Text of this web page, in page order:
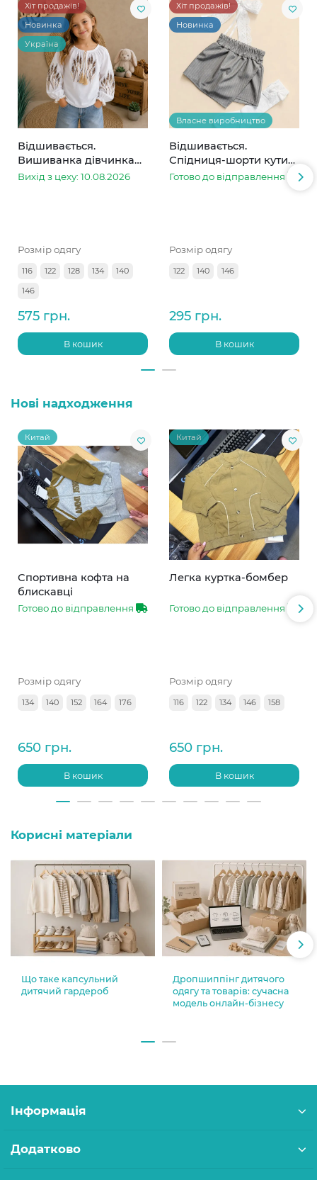
Хіт продажів!
Новинка
Україна
Відшивається.
Вишиванка дівчинка
колоски
Вихід з цеху: 10.08.2026
Розмір одягу
116 122 128 134
140
146
575 грн.
В кошик
Хіт продажів!
Новинка
Власне виробництво
Відшивається.
Спідниця-шорти кутик
сіра в смужку
Готово до відправлення
Розмір одягу
122 140 146
295 грн.
В кошик
Нові надходження
Китай
Спортивна кофта на
блискавці
Готово до відправлення
Розмір одягу
134 140 152 164 176
650 грн.
В кошик
Китай
Легка куртка-бомбер
Готово до відправлення
Розмір одягу
116 122 134 146 158
650 грн.
В кошик
Корисні матеріали
Що таке капсульний
дитячий гардероб
Дропшиппінг дитячого
одягу та товарів: сучасна
модель онлайн-бізнесу
Інформація
Додатково